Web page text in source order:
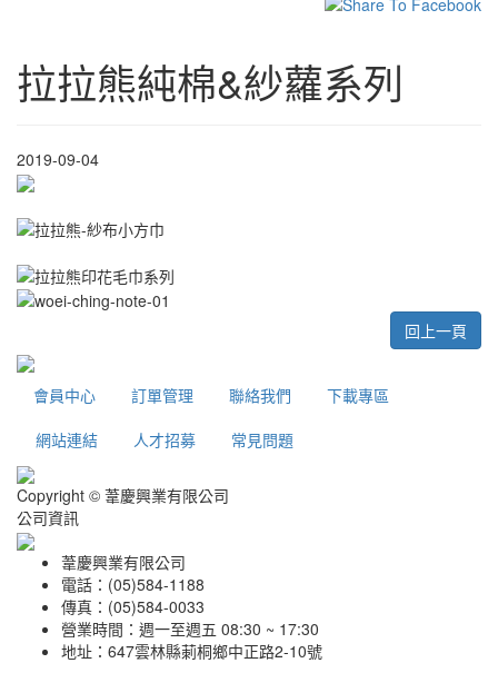
拉拉熊純棉&紗蘿系列
2019-09-04
回上一頁
會員中心 訂單管理 聯絡我們
下載專區
網站連結
人才招募 常見問題
Copyright © 葦慶興業有限公司
公司資訊
葦慶興業有限公司
電話：(05)584-1188
傳真：(05)584-0033
營業時間：週一至週五 08:30 ~ 17:30
地址：647雲林縣莿桐鄉中正路2-10號